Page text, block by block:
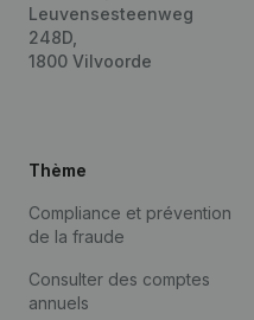
Leuvensesteenweg
248D,
1800 Vilvoorde
Thème
Compliance et prévention
de la fraude
Consulter des comptes
annuels